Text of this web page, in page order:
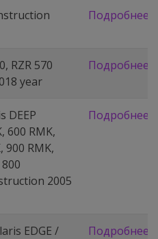
Подробнее
RZR 570
year
Подробнее
DEEP
600 RMK,
900 RMK,
2005
Подробнее
EDGE /
Подробнее